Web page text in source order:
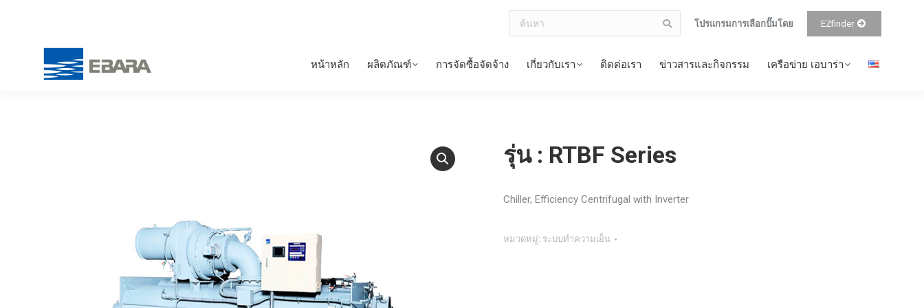
ค้นหา
โปรแกรมการเลือกปั๊มโดย EZfinder
หน้าหลัก ผลิตภัณฑ์ การจัดซื้อจัดจ้าง เกี่ยวกับเรา ติดต่อเรา ข่าวสารและกิจกรรม เครือข่าย เอบาร่า
รุ่น : RTBF Series
Chiller, Efficiency Centrifugal with Inverter
หมวดหมู่: ระบบทำความเย็น